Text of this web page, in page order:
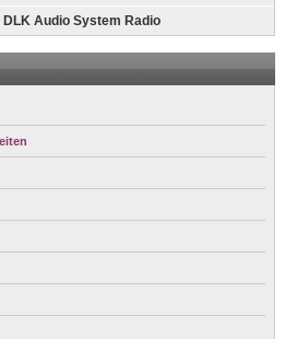
Audio System Radio